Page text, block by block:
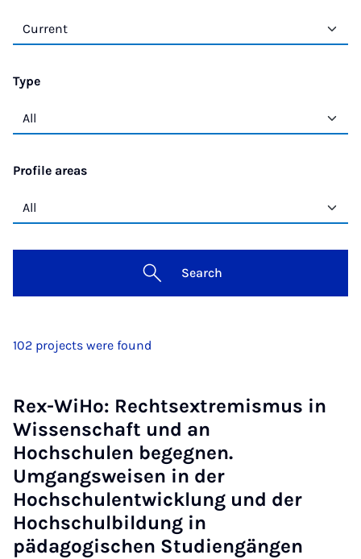
Type
Profile areas
Search
102 projects were found
Rex-WiHo: Rechtsextremismus in
Wissenschaft und an
Hochschulen begegnen.
Umgangsweisen in der
Hochschulentwicklung und der
Hochschulbildung in
pädagogischen Studiengängen